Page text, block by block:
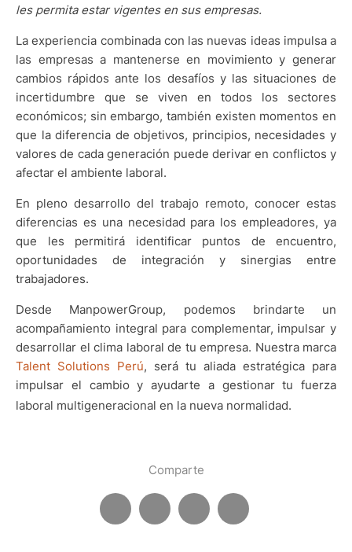
les permita estar vigentes en sus empresas.
La experiencia combinada con las nuevas ideas impulsa a
las empresas a mantenerse en movimiento y generar
cambios rápidos ante los desafíos y las situaciones de
incertidumbre que se viven en todos los sectores
económicos; sin embargo, también existen momentos en
que la diferencia de objetivos, principios, necesidades y
valores de cada generación puede derivar en conflictos y
afectar el ambiente laboral.
En pleno desarrollo del trabajo remoto, conocer estas
diferencias es una necesidad para los empleadores, ya
que les permitirá identificar puntos de encuentro,
oportunidades de integración y sinergias entre
trabajadores.
Desde ManpowerGroup, podemos brindarte un
acompañamiento integral para complementar, impulsar y
desarrollar el clima laboral de tu empresa. Nuestra marca
Talent Solutions Perú, será tu aliada estratégica para
impulsar el cambio y ayudarte a gestionar tu fuerza
laboral multigeneracional en la nueva normalidad.
Comparte